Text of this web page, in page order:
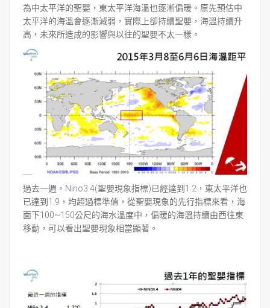
為中太平洋的聖嬰，東太平洋海溫也逐漸偏暖。原先預估中
太平洋的海溫會逐漸減弱，實際上卻持續聖嬰，海溫持續升
高，未來所造成的影響與以往的聖嬰不太一樣。
過去一週，Nino3.4(聖嬰現象指標)已經達到1.2，東太平洋也
已達到1.9，均超過標準值，從聖嬰現象的先行指標來看，海
面下100~150公尺的海水溫度中，偏暖的海溫持續由西往東
移動，可以看出聖嬰現象相當顯著。